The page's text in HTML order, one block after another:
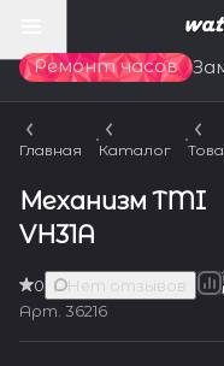
Ремонт часов
Главная Каталог
Механизм TMI
VH31A
0
Нет отзывов
Арт. 36216